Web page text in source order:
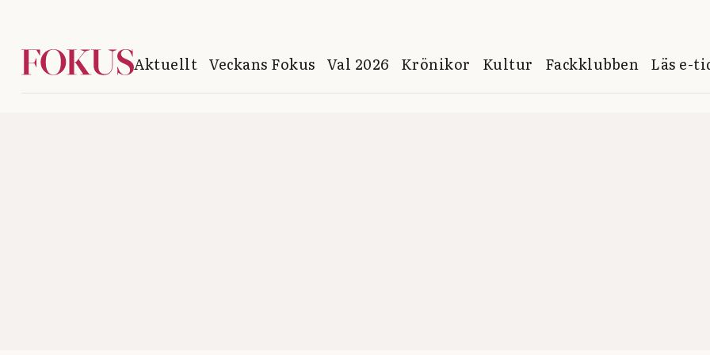
Aktuellt Veckans Fokus Val 2026 Krönikor Kultur Fackklubben Läs e-